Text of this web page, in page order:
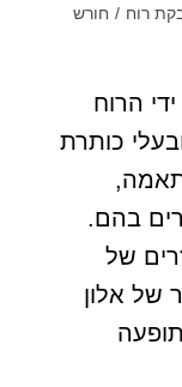
רוח / חורש
הרוח
כותרת
בהם.
של
של אלון